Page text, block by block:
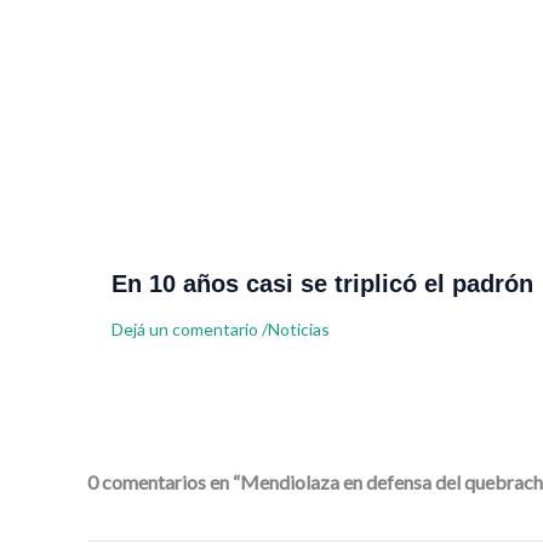
En 10 años casi se triplicó el padrón
Dejá un comentario /Noticias
0 comentarios en “Mendiolaza en defensa del